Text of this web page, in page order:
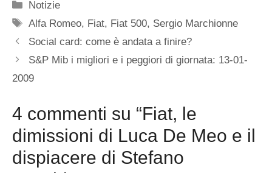
Categorie
Notizie
Tag
Alfa Romeo, Fiat, Fiat 500, Sergio Marchionne
Social card: come è andata a finire?
S&P Mib i migliori e i peggiori di giornata: 13-01-
2009
4 commenti su “Fiat, le
dimissioni di Luca De Meo e il
dispiacere di Stefano